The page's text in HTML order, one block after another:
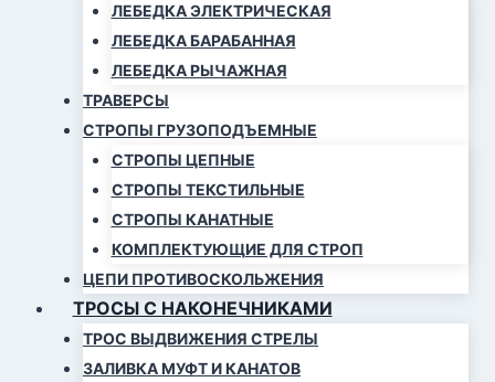
ЛЕБЕДКА ЭЛЕКТРИЧЕСКАЯ
ЛЕБЕДКА БАРАБАННАЯ
ЛЕБЕДКА РЫЧАЖНАЯ
ТРАВЕРСЫ
СТРОПЫ ГРУЗОПОДЪЕМНЫЕ
СТРОПЫ ЦЕПНЫЕ
СТРОПЫ ТЕКСТИЛЬНЫЕ
СТРОПЫ КАНАТНЫЕ
КОМПЛЕКТУЮЩИЕ ДЛЯ СТРОП
ЦЕПИ ПРОТИВОСКОЛЬЖЕНИЯ
ТРОСЫ С НАКОНЕЧНИКАМИ
ТРОС ВЫДВИЖЕНИЯ СТРЕЛЫ
ЗАЛИВКА МУФТ И КАНАТОВ